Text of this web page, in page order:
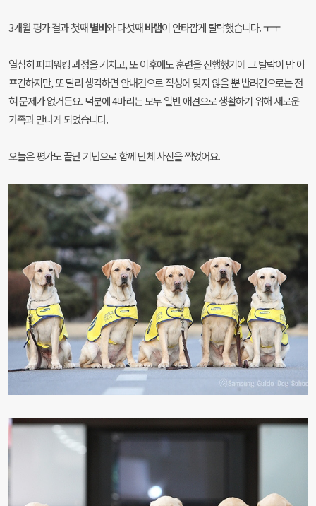
3개월 평가 결과 첫째별비와 다섯째바램이 안타깝게 탈락했습니다. ㅜㅜ
열심히 퍼피워킹 과정을 거치고, 또 이후에도 훈련을 진행했기에 그 탈락이 맘 아
프긴하지만, 또 달리 생각하면 안내견으로 적성에 맞지 않을 뿐 반려견으로는 전
혀 문제가 없거든요. 덕분에 4마리는 모두 일반 애견으로 생활하기 위해 새로운
가족과 만나게 되었습니다.
오늘은 평가도 끝난 기념으로 함께 단체 사진을 찍었어요.